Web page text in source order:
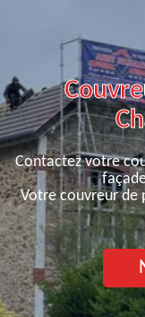
Contactez votre
Votre couvreur de